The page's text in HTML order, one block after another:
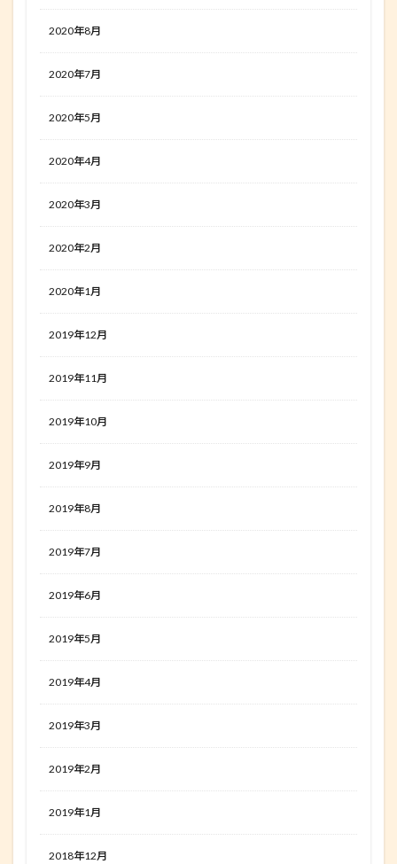
2020年8月
2020年7月
2020年5月
2020年4月
2020年3月
2020年2月
2020年1月
2019年12月
2019年11月
2019年10月
2019年9月
2019年8月
2019年7月
2019年6月
2019年5月
2019年4月
2019年3月
2019年2月
2019年1月
2018年12月